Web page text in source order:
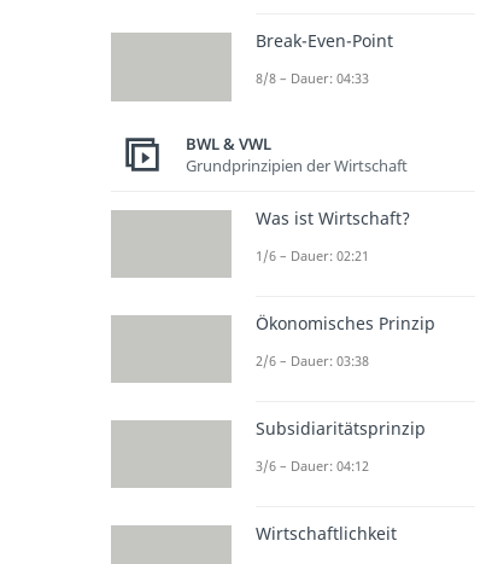
Break-Even-Point
8/8 – Dauer: 04:33
BWL & VWL
Grundprinzipien der Wirtschaft
Was ist Wirtschaft?
1/6 – Dauer: 02:21
Ökonomisches Prinzip
2/6 – Dauer: 03:38
Subsidiaritätsprinzip
3/6 – Dauer: 04:12
Wirtschaftlichkeit